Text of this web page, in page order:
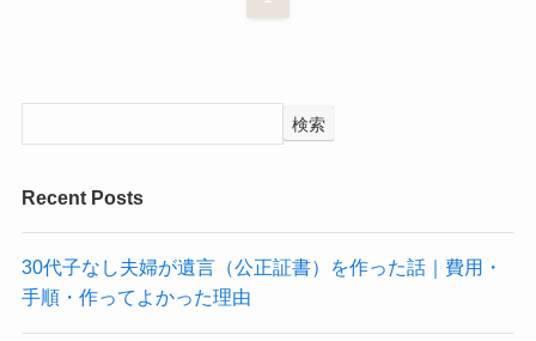
検索
Recent Posts
30代子なし夫婦が遺言（公正証書）を作った話｜費用・
手順・作ってよかった理由